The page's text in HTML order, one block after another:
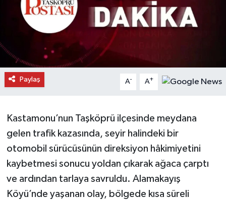
Paylaş A- A+
Kastamonu’nun Taşköprü ilçesinde meydana
gelen trafik kazasında, seyir halindeki bir
otomobil sürücüsünün direksiyon hâkimiyetini
kaybetmesi sonucu yoldan çıkarak ağaca çarptı
ve ardından tarlaya savruldu. Alamakayış
Köyü’nde yaşanan olay, bölgede kısa süreli
Doğanyurt Haberleri
Hanönü Haberleri
İhsangazi Haberleri
Küre Haberleri
Merkez Haberleri
Pınarbaşı Haberleri
Şenpazar Haberleri